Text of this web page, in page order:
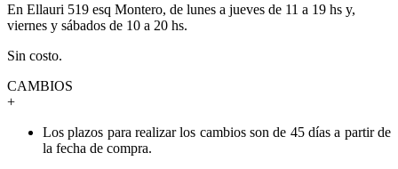
En Ellauri 519 esq Montero, de lunes a jueves de 11 a 19 hs y,
viernes y sábados de 10 a 20 hs.
Sin costo.
CAMBIOS
+
Los plazos para realizar los cambios son de 45 días a partir de
la fecha de compra.